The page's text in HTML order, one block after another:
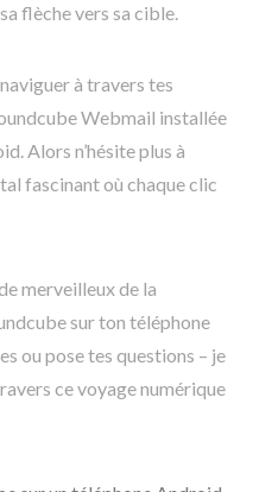
flèche vers sa cible.
à travers tes
Webmail installée
Alors n’hésite plus à
fascinant où chaque clic
merveilleux de la
sur ton téléphone
ou pose tes questions – je
ce voyage numérique